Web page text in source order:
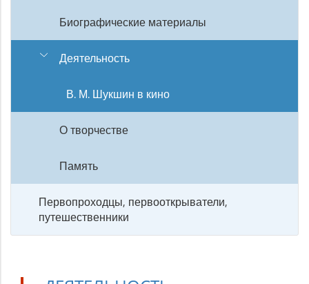
Биографические материалы
Деятельность
В. М. Шукшин в кино
О творчестве
Память
Первопроходцы, первооткрыватели,
путешественники